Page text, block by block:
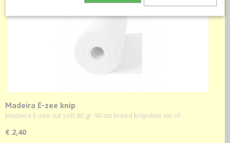
Madeira E-zee knip
Madeira E-zee cut soft 80 gr. 90 cm breed knipvlies wit of…
€ 2,40